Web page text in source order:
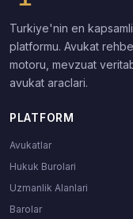
Turkiye'nin en
platformu. Avukat
motoru, mevzuat
avukat araclari.
PLATFORM
Avukatlar
Hukuk Burolari
Uzmanlik Alanlari
Barolar